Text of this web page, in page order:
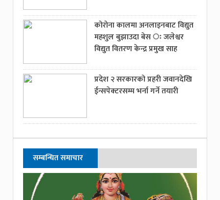
कोरोना कालमा अनलाइनबाट विद्युत
महशुल बुझाउदा बेस ः जलेश्वर
विद्युत वितरण केन्द्र प्रमुख साह
प्रदेश २ सरकारको प्रहरी जवानदेखि
ईन्सपेक्टरसम्म भर्ना गर्ने तयारी
सम्बन्धित समाचार